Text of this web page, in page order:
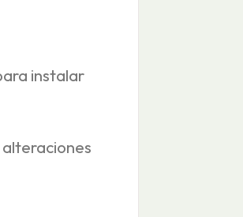
instalar